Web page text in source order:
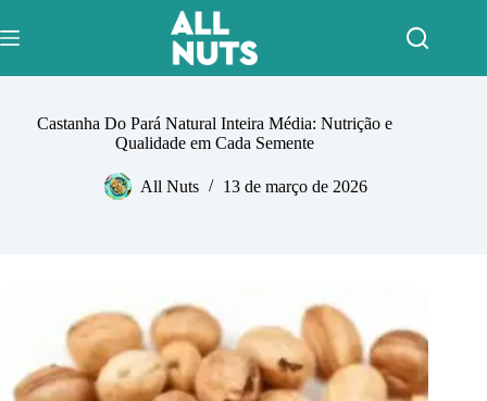
para
o
Castanha Do Pará Natural Inteira Média: Nutrição e
Qualidade em Cada Semente
All Nuts 13 de março de 2026